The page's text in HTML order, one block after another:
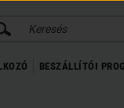
BESZÁLLÍTÓI